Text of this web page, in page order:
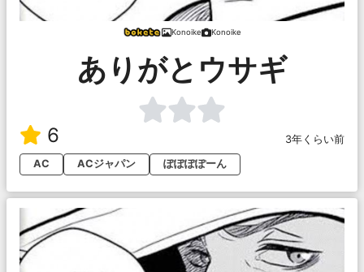
Konoike Konoike
ありがとウサギ
6
3年くらい前
AC
ACジャパン ぽぽぽぽーん